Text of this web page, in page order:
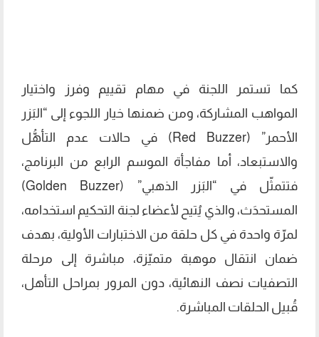
كما تستمر اللجنة في مهام تقييم وفرز واختيار
المواهب المشاركة، ومن ضمنها خيار اللجوء إلى “البَزر
الأحمر” (Red Buzzer) في حالات عدم التأهُّل
والاستبعاد، أما مفاجأة الموسم الرابع من البرنامج،
فتتمثّل في “البَزر الذهبي” (Golden Buzzer)
المستحدَث، والذي يُتيح لأعضاء لجنة التحكيم استخدامه،
لمرّة واحدة في كل حلقة من الاختبارات الأولية، بهدف
ضمان انتقال موهبة متميّزة، مباشرة إلى مرحلة
التصفيات نصف النهائية، دون المرور بمراحل التأهل،
قُبيل الحلقات المباشرة.